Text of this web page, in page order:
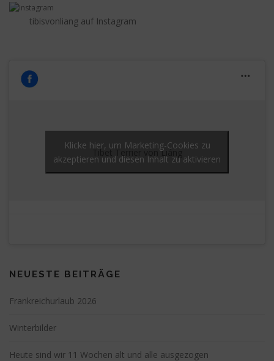
tibisvonliang auf Instagram
Tibet Terrier von Liáng
Klicke hier, um Marketing-Cookies zu
akzeptieren und diesen Inhalt zu aktivieren
NEUESTE BEITRÄGE
Frankreichurlaub 2026
Winterbilder
Heute sind wir 11 Wochen alt und alle ausgezogen